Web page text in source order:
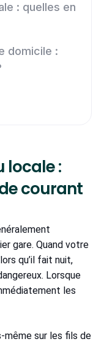
: quelles en
domicile :
locale :
courant
gare. Quand votre
qu’il fait nuit,
Lorsque
les
même sur les fils de